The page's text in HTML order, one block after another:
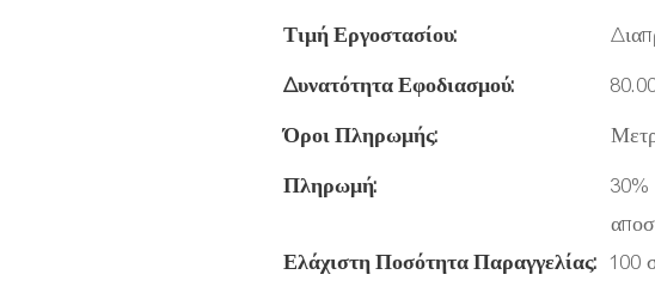
Τιμή Εργοστασίου:
Δυνατότητα Εφοδιασμού:
Όροι Πληρωμής:
Πληρωμή:
30%
Ελάχιστη Ποσότητα Παραγγελίας: 100